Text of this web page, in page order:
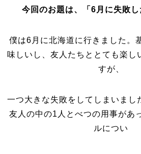
今回のお題は、「6月に失敗し
僕は6月に北海道に行きました。
味しいし、友人たちととても楽し
すが、
一つ大きな失敗をしてしまいまし
友人の中の1人とべつの用事があ
ルについ